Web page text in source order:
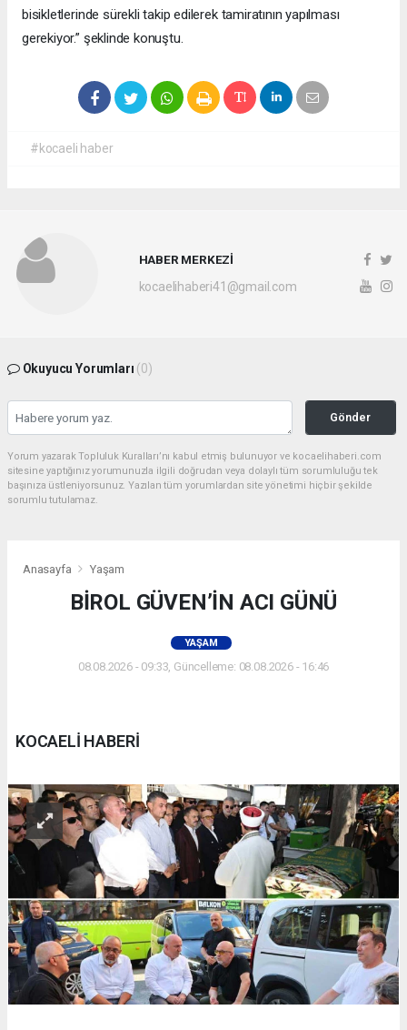
bisikletlerinde sürekli takip edilerek tamiratının yapılması
gerekiyor.” şeklinde konuştu.
#kocaeli haber
HABER MERKEZİ
kocaelihaberi41@gmail.com
Okuyucu Yorumları (0)
Gönder
Yorum yazarak Topluluk Kuralları’nı kabul etmiş bulunuyor ve kocaelihaberi.com
sitesine yaptığınız yorumunuzla ilgili doğrudan veya dolaylı tüm sorumluluğu tek
başınıza üstleniyorsunuz. Yazılan tüm yorumlardan site yönetimi hiçbir şekilde
sorumlu tutulamaz.
Anasayfa Yaşam
BİROL GÜVEN’İN ACI GÜNÜ
YAŞAM
08.08.2026 - 09:33, Güncelleme: 08.08.2026 - 16:46
KOCAELİ HABERİ